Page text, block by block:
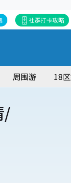
社群打卡攻略
周围游 18
/